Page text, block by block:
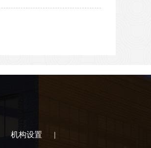
机构设置 |